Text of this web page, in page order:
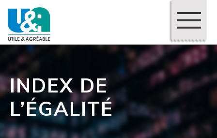
INDEX DE
L’ÉGALITÉ